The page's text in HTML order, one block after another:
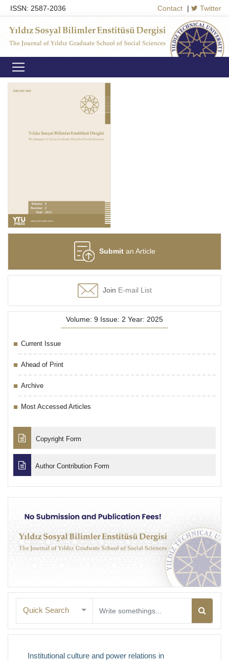
ISSN: 2587-2036 Contact | Twitter
Submitan Article
Join E-mail List
Volume: 9 Issue: 2 Year: 2025
Current Issue
Ahead of Print
Archive
Most Accessed Articles
Copyright Form
Author Contribution Form
Quick Search
Institutional culture and power relations in